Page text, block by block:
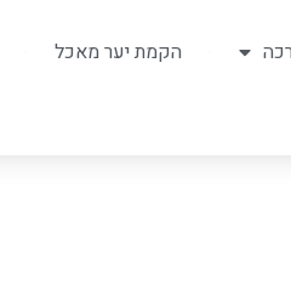
הקמת יער מאכל